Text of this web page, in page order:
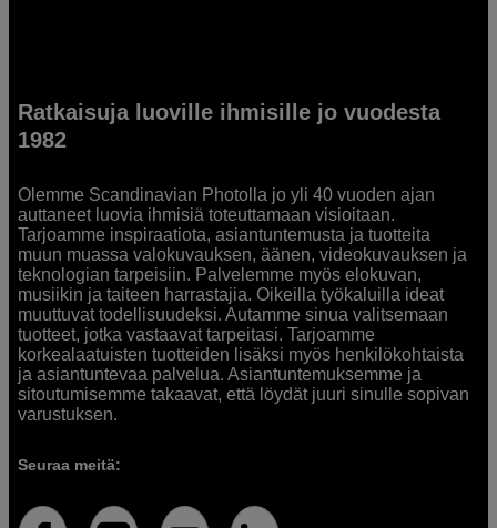
Ratkaisuja luoville ihmisille jo vuodesta
1982
Olemme Scandinavian Photolla jo yli 40 vuoden ajan
auttaneet luovia ihmisiä toteuttamaan visioitaan.
Tarjoamme inspiraatiota, asiantuntemusta ja tuotteita
muun muassa valokuvauksen, äänen, videokuvauksen ja
teknologian tarpeisiin. Palvelemme myös elokuvan,
musiikin ja taiteen harrastajia. Oikeilla työkaluilla ideat
muuttuvat todellisuudeksi. Autamme sinua valitsemaan
tuotteet, jotka vastaavat tarpeitasi. Tarjoamme
korkealaatuisten tuotteiden lisäksi myös henkilökohtaista
ja asiantuntevaa palvelua. Asiantuntemuksemme ja
sitoutumisemme takaavat, että löydät juuri sinulle sopivan
varustuksen.
Seuraa meitä: